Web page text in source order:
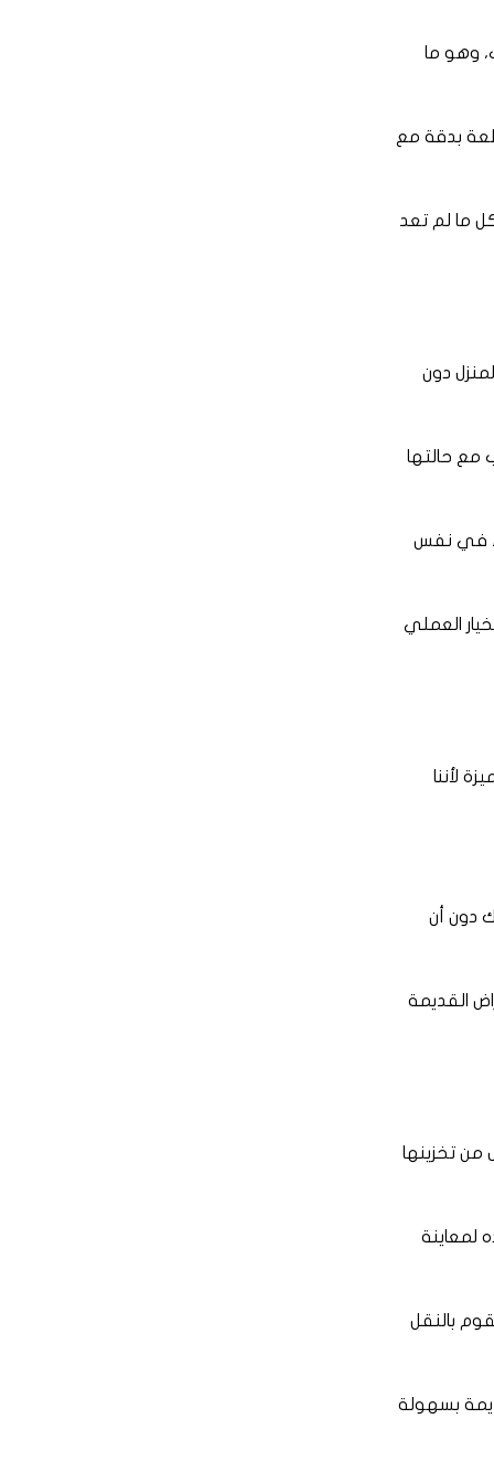
وهو ما
بدقة مع
ما لم تعد
دون
مع حالتها
في نفس
العملي
لأننا
دون أن
القديمة
من تخزينها
لمعاينة
بالنقل
بسهولة